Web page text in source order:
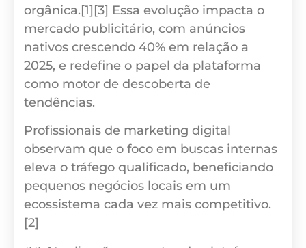
orgânica.[1][3] Essa evolução impacta o
mercado publicitário, com anúncios
nativos crescendo 40% em relação a
2025, e redefine o papel da plataforma
como motor de descoberta de
tendências.
Profissionais de marketing digital
observam que o foco em buscas internas
eleva o tráfego qualificado, beneficiando
pequenos negócios locais em um
ecossistema cada vez mais competitivo.
[2]